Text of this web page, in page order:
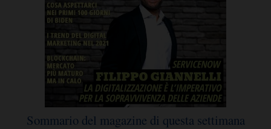
Sommario del magazine di questa settimana